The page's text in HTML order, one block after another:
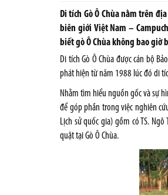
Di tích Gò Ô Chùa nằm trên
biên giới Việt Nam –
biết gò Ô Chùa không bao
Di tích Gò Ô Chùa được cán bộ
phát hiện từ năm 1988 lúc đó di
Nhằm tìm hiểu nguồn gốc và sự
để góp phần trong việc nghiên
Lịch sử quốc gia) gồm có TS.
quật tại Gò Ô Chùa.